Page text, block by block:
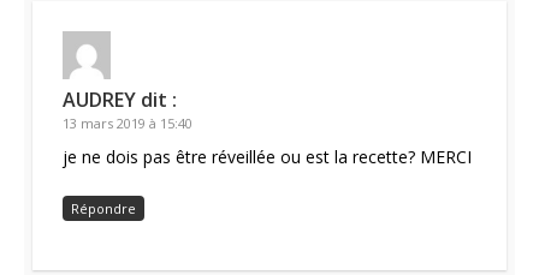
AUDREY dit :
13 mars 2019 à 15:40
je ne dois pas être réveillée ou est la recette? MERCI
Répondre